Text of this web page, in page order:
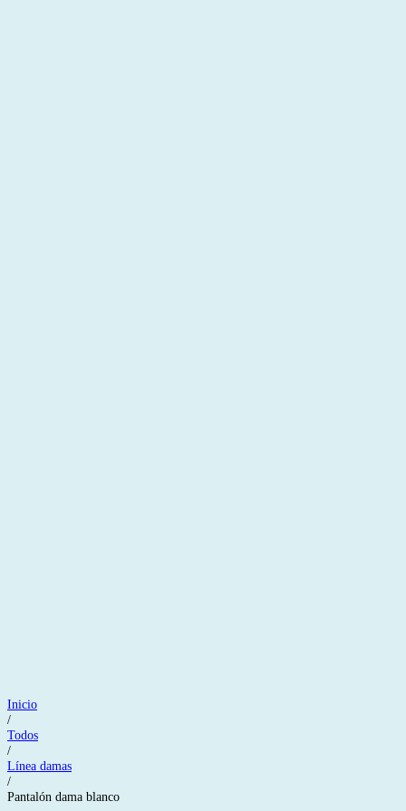
Inicio
/
Todos
/
Línea damas
/
Pantalón dama blanco